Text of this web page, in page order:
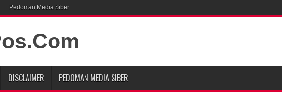
Pedoman Media Siber
DISCLAIMER PEDOMAN MEDIA SIBER